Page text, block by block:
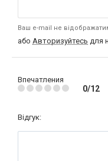
Ваш e-mail не
або Авторизуйтесь для
Впечатления
0/12
Відгук: